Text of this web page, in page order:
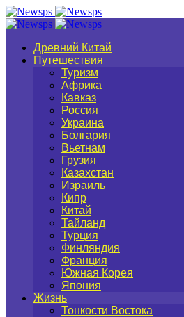
Древний Китай
Путешествия
Туризм
Африка
Кавказ
Россия
Украина
Болгария
Вьетнам
Грузия
Казахстан
Израиль
Кипр
Китай
Тайланд
Турция
Финляндия
Франция
Южная Корея
Япония
Жизнь
Тонкости Востока